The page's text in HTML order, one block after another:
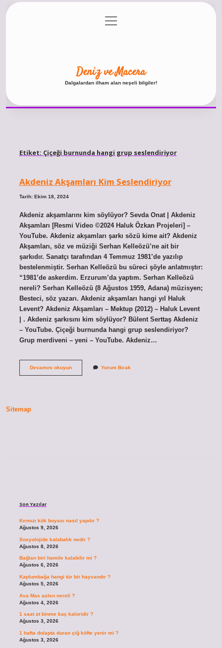
Gizlilik Politikası
menüyü
aç
Deniz ve Macera
Dalgalardan ilham alan neşeli bilgiler!
Etiket: Çiçeği burnunda hangi grup seslendiriyor
Akdeniz Akşamları Kim Seslendiriyor
Tarih: Ekim 18, 2024
Akdeniz akşamlarını kim söylüyor? Sevda Onat | Akdeniz
Akşamları [Resmi Video ©2024 Haluk Özkan Projeleri] –
YouTube. Akdeniz akşamları şarkı sözü kime ait? Akdeniz
Akşamları, söz ve müziği Serhan Kelleözü’ne ait bir
şarkıdır. Sanatçı tarafından 4 Temmuz 1981’de yazılıp
bestelenmiştir. Serhan Kelleözü bu süreci şöyle anlatmıştır:
“1981’de askerdim. Erzurum’da yaptım. Serhan Kelleözü
nereli? Serhan Kelleözü (8 Ağustos 1959, Adana) müzisyen;
Besteci, söz yazarı. Akdeniz akşamları hangi yıl Haluk
Levent? Akdeniz Akşamları – Mektup (2012) – Haluk Levent
| . Akdeniz şarkısını kim söylüyor? Bülent Serttaş Akdeniz
– YouTube. Çiçeği burnunda hangi grup seslendiriyor?
Grup merdiveni – yeni – YouTube. Akdeniz…
Devamını okuyunAkdeniz
Yorum Bırak
Sitemap
Son Yazılar
Kırmızı kök boyası nasıl yapılır ?
Ağustos 9, 2026
Sosyolojide kalabalık nedir ?
Ağustos 8, 2026
Bağlan biri hamile kalabilir mi ?
Ağustos 6, 2026
Kaplumbağa hangi tür bir hayvandır ?
Ağustos 5, 2026
Ava Max aslen nereli ?
Ağustos 4, 2026
1 saat at binme kaç kaloridir ?
Ağustos 3, 2026
1 hafta dolapta duran çiğ köfte yenir mi ?
Ağustos 3, 2026